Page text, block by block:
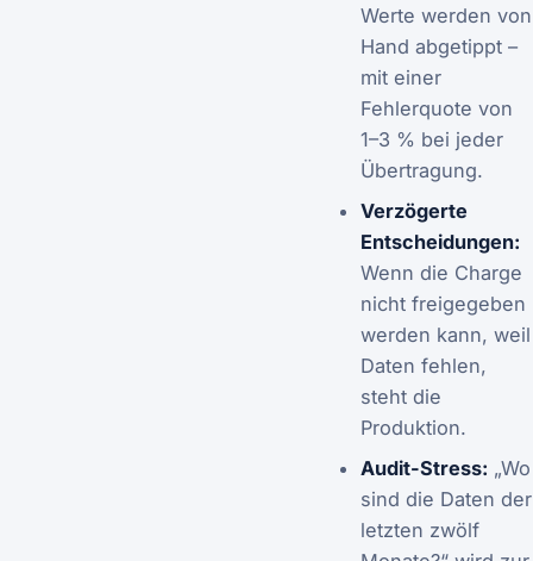
Werte werden von
Hand abgetippt –
mit einer
Fehlerquote von
1–3 % bei jeder
Übertragung.
Verzögerte
Entscheidungen:
Wenn die Charge
nicht freigegeben
werden kann, weil
Daten fehlen,
steht die
Produktion.
Audit-Stress: „Wo
sind die Daten der
letzten zwölf